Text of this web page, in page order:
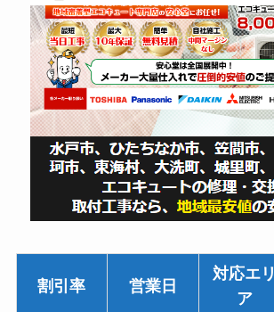
割引率 営業日
対応エリ
ア